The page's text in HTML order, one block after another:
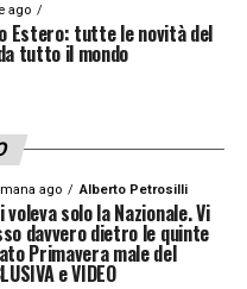
TOP NEWS
ago
Estero: tutte le novità del
tutto il mondo
ago Alberto Petrosilli
solo la Nazionale. Vi
davvero dietro le quinte
Primavera male del
e VIDEO